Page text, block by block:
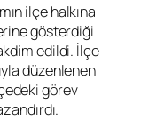
ilçe halkına
gösterdiği
edildi. İlçe
düzenlenen
görev